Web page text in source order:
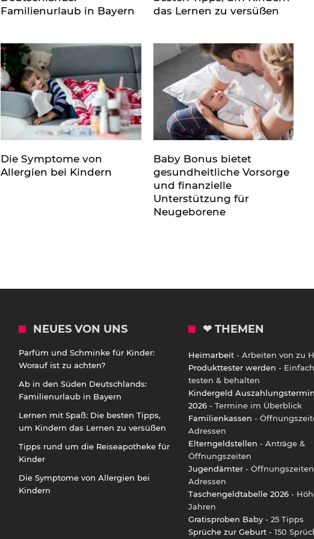
Familienurlaub in Bayern
das Lernen zu versüßen
Die Symptome von
Allergien bei Kindern
Baby Bonus bietet
gesundheitliche Vorsorge
und finanzielle
Unterstützung für
Neugeborene
NEUES VON UNS
Parfüm und Schminke für Kinder:
Worauf ist zu achten?
Ab in den Süden Deutschlands:
Familienurlaub in Bayern
Lernen mit Spaß: Die besten Tipps,
um Kindern das Lernen zu versüßen
Tipps rund um die Reiseapotheke für
Kinder
Die Symptome von Allergien bei
Kindern
❤ THEMEN
Heimarbeit - Arbeiten von zu
Produkttester werden - Einfach
testen & behalten
Kindergeld
2026 - Termine im Überblick
Familienkassen -
Adressen
Elterngeldstellen - Anträge &
Öffnungszeiten
Jugendämter -
Adressen
Taschengeldtabelle 2026 -
Jahren
Gratisproben Baby - 25 Tipps
Sprüche zur Geburt - 150